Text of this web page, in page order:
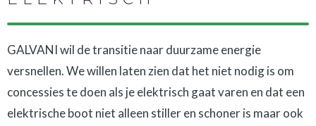
GALVANI wil de transitie naar duurzame energie
versnellen. We willen laten zien dat het niet nodig is om
concessies te doen als je elektrisch gaat varen en dat een
elektrische boot niet alleen stiller en schoner is maar ook